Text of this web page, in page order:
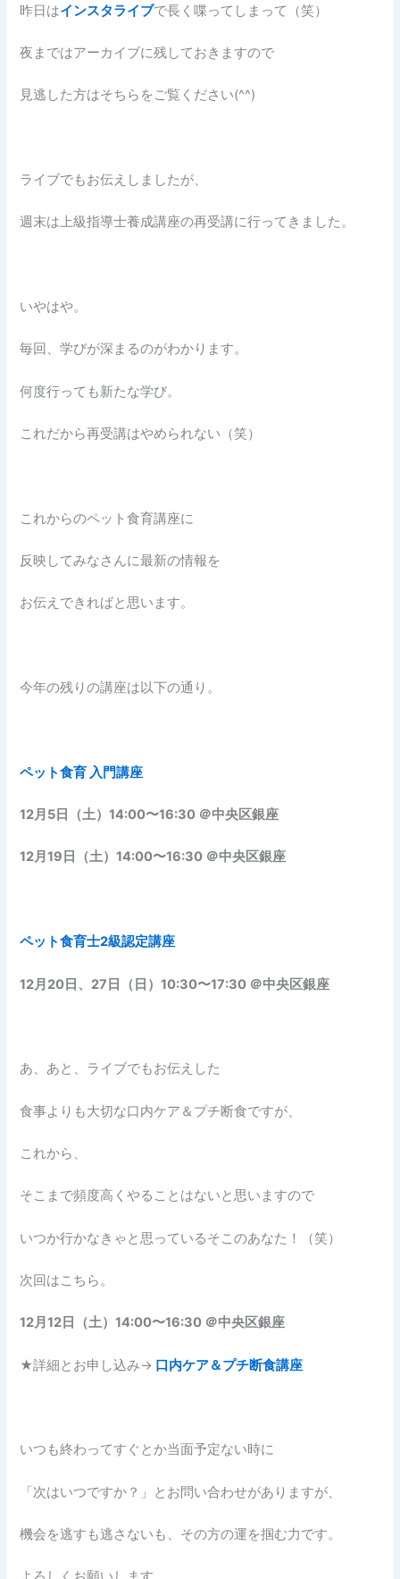
昨日はインスタライブで長く喋ってしまって（笑）
夜まではアーカイブに残しておきますので
見逃した方はそちらをご覧ください(^^)
ライブでもお伝えしましたが、
週末は上級指導士養成講座の再受講に行ってきました。
いやはや。
毎回、学びが深まるのがわかります。
何度行っても新たな学び。
これだから再受講はやめられない（笑）
これからのペット食育講座に
反映してみなさんに最新の情報を
お伝えできればと思います。
今年の残りの講座は以下の通り。
ペット食育 入門講座
12月5日（土）14:00〜16:30 ＠中央区銀座
12月19日（土）14:00〜16:30 ＠中央区銀座
ペット食育士2級認定講座
12月20日、27日（日）10:30〜17:30 ＠中央区銀座
あ、あと、ライブでもお伝えした
食事よりも大切な口内ケア＆プチ断食ですが、
これから、
そこまで頻度高くやることはないと思いますので
いつか行かなきゃと思っているそこのあなた！（笑）
次回はこちら。
12月12日（土）14:00〜16:30 ＠中央区銀座
★詳細とお申し込み→ 口内ケア＆プチ断食講座
いつも終わってすぐとか当面予定ない時に
「次はいつですか？」とお問い合わせがありますが、
機会を逃すも逃さないも、その方の運を掴む力です。